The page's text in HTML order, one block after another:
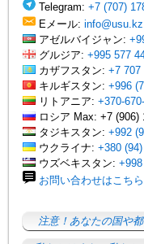
Telegram:+7 (707)
Eメール:info@usu.kz
アゼルバイジャン:
グルジア:+995 577
カザフスタン:+7 707
キルギスタン:+996
リトアニア:+370-
ロシア Max: +7 (906)
タジキスタン:+992
ウクライナ:+380
ウズベキスタン:
お問い合わせはこちら
注意！あなたの国や